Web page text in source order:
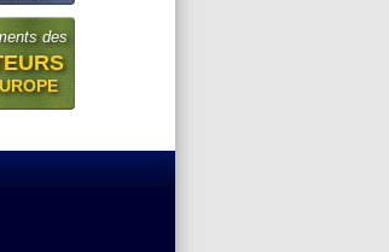
des